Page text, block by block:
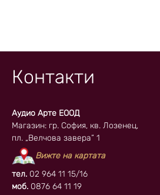
Контакти
Аудио Арте ЕООД
Магазин: гр. София, кв. Лозенец,
пл. „Велчова завера” 1
Вижте на картата
тел. 02 964 11 15/16
моб. 0876 64 11 19